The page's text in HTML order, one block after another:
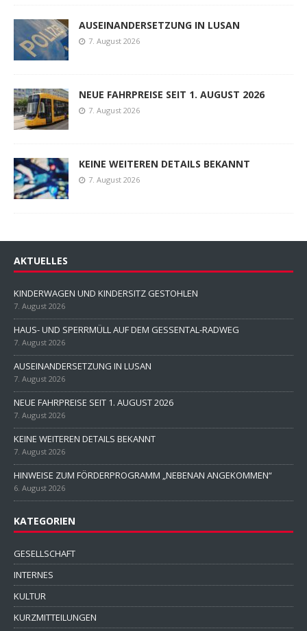
AUSEINANDERSETZUNG IN LUSAN
7. August 2026
NEUE FAHRPREISE SEIT 1. AUGUST 2026
7. August 2026
KEINE WEITEREN DETAILS BEKANNT
7. August 2026
AKTUELLES
KINDERWAGEN UND KINDERSITZ GESTOHLEN
7. August 2026
HAUS- UND SPERRMÜLL AUF DEM GESSENTAL-RADWEG
7. August 2026
AUSEINANDERSETZUNG IN LUSAN
7. August 2026
NEUE FAHRPREISE SEIT 1. AUGUST 2026
7. August 2026
KEINE WEITEREN DETAILS BEKANNT
7. August 2026
HINWEISE ZUM FÖRDERPROGRAMM „NEBENAN ANGEKOMMEN“
6. August 2026
KATEGORIEN
GESELLSCHAFT
INTERNES
KULTUR
KURZMITTEILUNGEN